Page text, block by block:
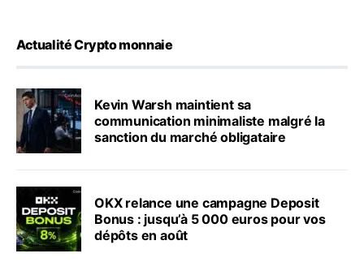
Actualité Crypto monnaie
Kevin Warsh maintient sa
communication minimaliste malgré la
sanction du marché obligataire
OKX relance une campagne Deposit
Bonus : jusqu’à 5 000 euros pour vos
dépôts en août